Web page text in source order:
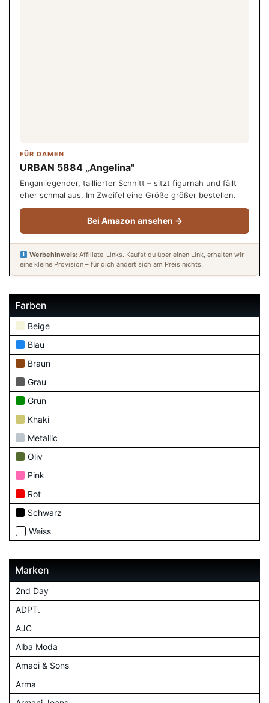
FÜR DAMEN
URBAN 5884 „Angelina"
Enganliegender, taillierter Schnitt – sitzt figurnah und fällt
eher schmal aus. Im Zweifel eine Größe größer bestellen.
Bei Amazon ansehen →
Werbehinweis:Affiliate-Links. Kaufst du über einen Link, erhalten wir
eine kleine Provision – für dich ändert sich am Preis nichts.
Farben
Beige
Blau
Braun
Grau
Grün
Khaki
Metallic
Oliv
Pink
Rot
Schwarz
Weiss
Marken
2nd Day
ADPT.
AJC
Alba Moda
Amaci & Sons
Arma